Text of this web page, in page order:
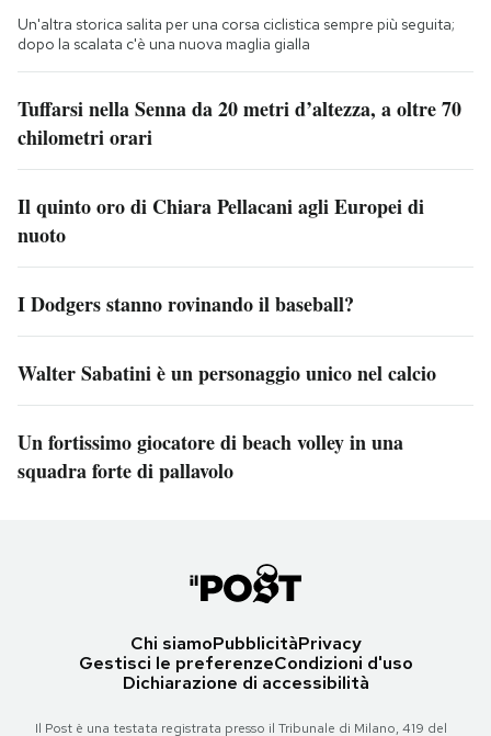
Un'altra storica salita per una corsa ciclistica sempre più seguita;
dopo la scalata c'è una nuova maglia gialla
Tuffarsi nella Senna da 20 metri d’altezza, a oltre 70
chilometri orari
Il quinto oro di Chiara Pellacani agli Europei di
nuoto
I Dodgers stanno rovinando il baseball?
Walter Sabatini è un personaggio unico nel calcio
Un fortissimo giocatore di beach volley in una
squadra forte di pallavolo
Chi siamoPubblicitàPrivacy
Gestisci le preferenzeCondizioni d'uso
Dichiarazione di accessibilità
Il Post è una testata registrata presso il Tribunale di Milano, 419 del